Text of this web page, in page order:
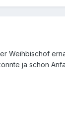
Weihbischof
ja schon